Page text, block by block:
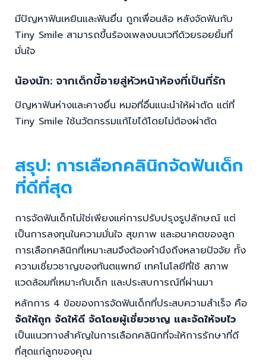
มีปัญหาฟันเหยินและฟันยื่น ถูกเพื่อนล้อ หลังจัดฟันกับ
Tiny Smile สามารถขึ้นร้องเพลงบนเวทีด้วยรอยยิ้มที่
มั่นใจ
น้องนัท: จากเด็กขี้อายสู่หัวหน้าห้องที่เป็นที่รัก
ปัญหาฟันห่างและคางยื่น หมอที่อื่นแนะนำให้ผ่าตัด แต่ที่
Tiny Smile ใช้นวัตกรรมแก้ไขได้โดยไม่ต้องผ่าตัด
สรุป: การเลือกคลินิกจัดฟันเด็ก
ที่ดีที่สุด
การจัดฟันเด็กไม่ใช่เพียงแค่การปรับปรุงรูปลักษณ์ แต่
เป็นการลงทุนในความมั่นใจ สุขภาพ และอนาคตของลูก
การเลือกคลินิกที่เหมาะสมจึงต้องคำนึงถึงหลายปัจจัย ทั้ง
ความเชี่ยวชาญของทันตแพทย์ เทคโนโลยีที่ใช้ สภาพ
แวดล้อมที่เหมาะกับเด็ก และประสบการณ์ที่ผ่านมา
หลักการ 4 ข้อของการจัดฟันเด็กที่ประสบความสำเร็จ คือ
จัดให้ถูก จัดให้ดี จัดโดยผู้เชี่ยวชาญ และจัดให้จบไว
เป็นแนวทางสำคัญในการเลือกคลินิกที่จะให้การรักษาที่ดี
ที่สุดแก่ลูกของคุณ